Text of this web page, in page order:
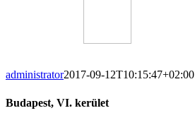
administrator2017-09-12T10:15:47+02:00
Budapest, VI. kerület